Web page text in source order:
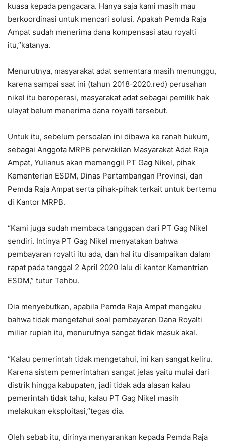
kuasa kepada pengacara. Hanya saja kami masih mau
berkoordinasi untuk mencari solusi. Apakah Pemda Raja
Ampat sudah menerima dana kompensasi atau royalti
itu,”katanya.
Menurutnya, masyarakat adat sementara masih menunggu,
karena sampai saat ini (tahun 2018-2020.red) perusahan
nikel itu beroperasi, masyarakat adat sebagai pemilik hak
ulayat belum menerima dana royalti tersebut.
Untuk itu, sebelum persoalan ini dibawa ke ranah hukum,
sebagai Anggota MRPB perwakilan Masyarakat Adat Raja
Ampat, Yulianus akan memanggil PT Gag Nikel, pihak
Kementerian ESDM, Dinas Pertambangan Provinsi, dan
Pemda Raja Ampat serta pihak-pihak terkait untuk bertemu
di Kantor MRPB.
“Kami juga sudah membaca tanggapan dari PT Gag Nikel
sendiri. Intinya PT Gag Nikel menyatakan bahwa
pembayaran royalti itu ada, dan hal itu disampaikan dalam
rapat pada tanggal 2 April 2020 lalu di kantor Kementrian
ESDM,” tutur Tehbu.
Dia menyebutkan, apabila Pemda Raja Ampat mengaku
bahwa tidak mengetahui soal pembayaran Dana Royalti
miliar rupiah itu, menurutnya sangat tidak masuk akal.
“Kalau pemerintah tidak mengetahui, ini kan sangat keliru.
Karena sistem pemerintahan sangat jelas yaitu mulai dari
distrik hingga kabupaten, jadi tidak ada alasan kalau
pemerintah tidak tahu, kalau PT Gag Nikel masih
melakukan eksploitasi,”tegas dia.
Oleh sebab itu, dirinya menyarankan kepada Pemda Raja